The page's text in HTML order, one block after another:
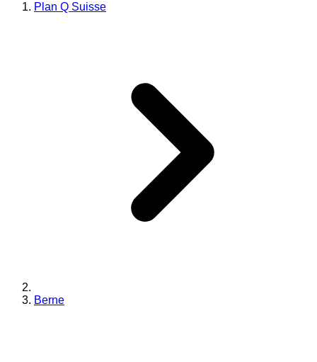
Plan Q Suisse
Berne